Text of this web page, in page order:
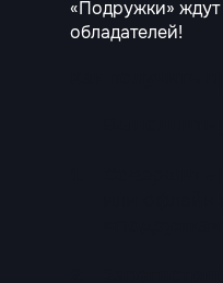
«Подружки» ждут
обладателей!